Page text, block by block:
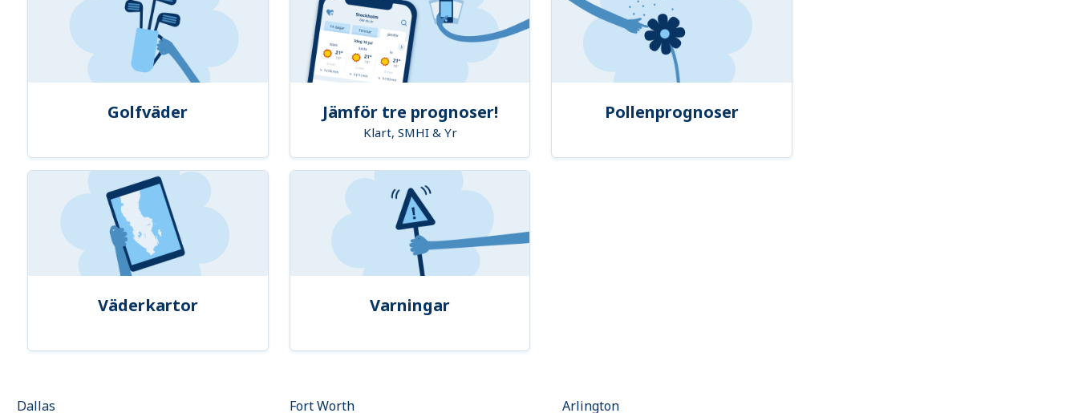
Golfväder Jämför tre prognoser!
Klart, SMHI & Yr
Pollenprognoser
Väderkartor Varningar
Dallas Fort Worth Arlington